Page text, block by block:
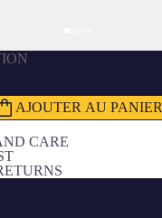
AJOUTER AU PANIER
CARE